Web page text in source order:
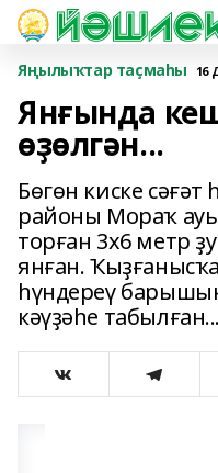
Яңылыҡтар таҫмаһы 16
Янғында
өҙөлгән...
Бөгөн киске сәғәт
районы Мораҡ
торған 3x6 метр
янған.
һүндереү
кәүҙәһе табылған...